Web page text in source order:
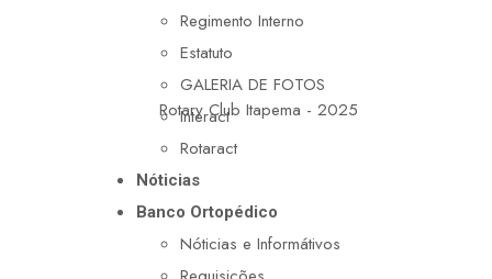
Regimento Interno
Estatuto
GALERIA DE FOTOS
Interact
Rotaract
Nóticias
Banco Ortopédico
Nóticias e Informátivos
Rotary Club Itapema - 2025